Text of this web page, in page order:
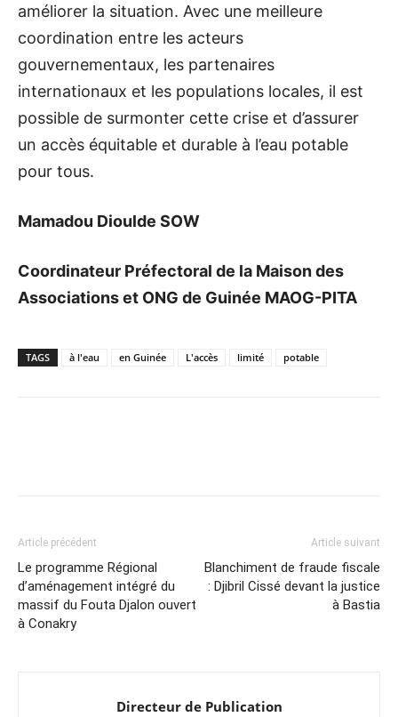
améliorer la situation. Avec une meilleure
coordination entre les acteurs
gouvernementaux, les partenaires
internationaux et les populations locales, il est
possible de surmonter cette crise et d’assurer
un accès équitable et durable à l’eau potable
pour tous.
Mamadou Dioulde SOW
Coordinateur Préfectoral de la Maison des
Associations et ONG de Guinée MAOG-PITA
TAGS à l'eau en Guinée L'accès limité potable
Article précédent
Le programme Régional
d’aménagement intégré du
massif du Fouta Djalon ouvert
à Conakry
Article suivant
Blanchiment de fraude fiscale
: Djibril Cissé devant la justice
à Bastia
Directeur de Publication